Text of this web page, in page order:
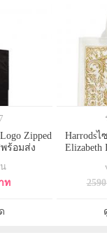
Zipped
ร้อมส่ง
ท
Harrodsไ
Elizabeth
2590